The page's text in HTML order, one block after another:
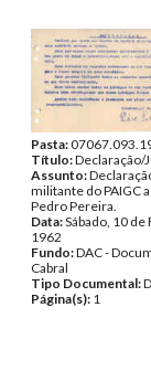
Pasta:
Título:Declaração/
Assunto:
militante do PAIGC
Pedro Pereira.
Data:Sábado, 10
1962
Fundo:DAC -
Cabral
Tipo Documental:
Página(s): 1